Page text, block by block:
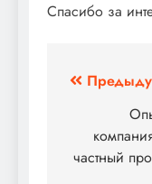
Спасибо за
записям
частный